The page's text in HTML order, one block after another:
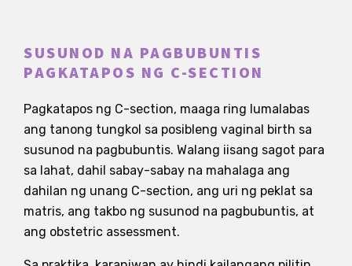
SUSUNOD NA PAGBUBUNTIS
PAGKATAPOS NG C-SECTION
Pagkatapos ng C-section, maaga ring lumalabas
ang tanong tungkol sa posibleng vaginal birth sa
susunod na pagbubuntis. Walang iisang sagot para
sa lahat, dahil sabay-sabay na mahalaga ang
dahilan ng unang C-section, ang uri ng peklat sa
matris, ang takbo ng susunod na pagbubuntis, at
ang obstetric assessment.